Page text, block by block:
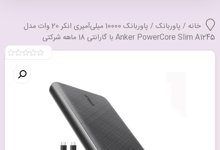
خانه / پاوربانک
/ پاوربانک 10000 میلی‌آمپری انکر 20 وات مدل
Anker PowerCore Slim A1245 با گارانتی 18 ماهه شرکتی